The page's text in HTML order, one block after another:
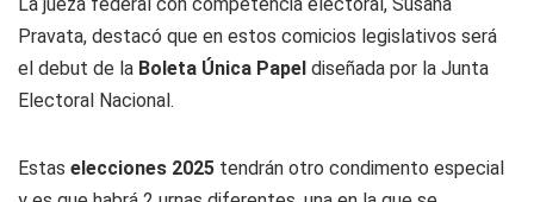
Pravata, destacó que en estos comicios legislativos será
el debut de la Boleta Única Papel diseñada por la Junta
Electoral Nacional.
Estas elecciones 2025 tendrán otro condimento especial